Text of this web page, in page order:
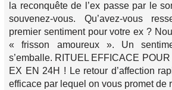
la reconquête de l’ex passe par le
souvenez-vous. Qu’avez-vous
premier sentiment pour votre ex ?
« frisson amoureux ». Un
s’emballe. RITUEL EFFICACE
EX EN 24H ! Le retour d’affection
efficace par lequel on vous promet de